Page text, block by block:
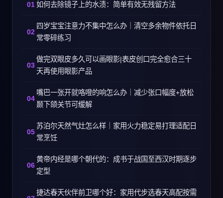
如何去除镜子上的水渍：简单有效无残留方法
四岁宝宝注意力不集中怎么办｜清空多余物件依托日
常零碎练习
做完双眼皮多久可以画眼影|表皮创口完全愈合三十
天再使用眼影产品
嘴巴一张开就咯噔的响怎么办｜减少张口幅度+放松
颞下颌关节可缓解
苏泊尔天然气灶怎么样｜家用火力稳定易打理适配日
常烹饪
黄帝内经是哪个朝代的：成书于战国至西汉时期逐步
定型
捷达春天伙伴前卫哪个好：家用代步选春天高配按需